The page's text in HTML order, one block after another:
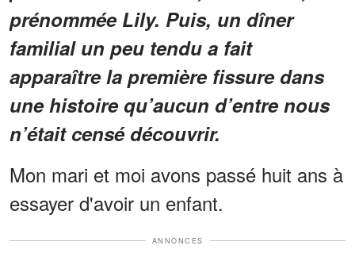
prénommée Lily. Puis, un dîner
familial un peu tendu a fait
apparaître la première fissure dans
une histoire qu’aucun d’entre nous
n’était censé découvrir.
Mon mari et moi avons passé huit ans à
essayer d'avoir un enfant.
ANNONCES